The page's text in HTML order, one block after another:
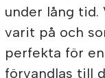
under lång tid.
varit på och
perfekta för
förvandlas till